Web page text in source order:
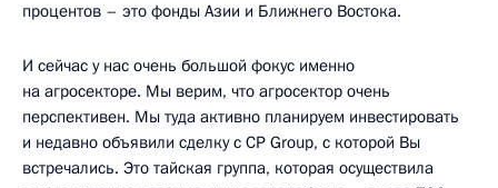
процентов – это фонды Азии и Ближнего Востока.
И сейчас у нас очень большой фокус именно
на агросекторе. Мы верим, что агросектор очень
перспективен. Мы туда активно планируем инвестировать
и недавно объявили сделку с CP Group, с которой Вы
встречались. Это тайская группа, которая осуществила